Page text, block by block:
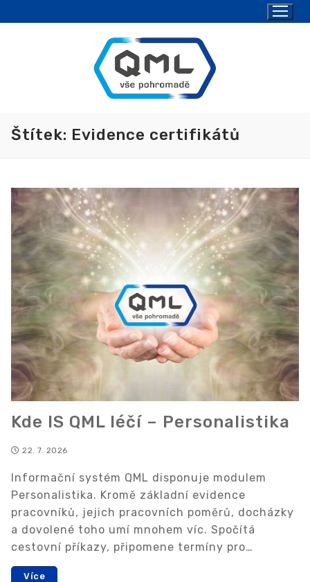
Štítek: Evidence certifikátů
Kde IS QML léčí – Personalistika
22. 7. 2026
Informační systém QML disponuje modulem
Personalistika. Kromě základní evidence
pracovníků, jejich pracovních poměrů, docházky
a dovolené toho umí mnohem víc. Spočítá
cestovní příkazy, připomene termíny pro…
Více